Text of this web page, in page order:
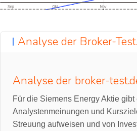
Analyse der Broker-
Analyse der broker-
Für die Siemens Energy Aktie
Analystenmeinungen und
Streuung aufweisen und von